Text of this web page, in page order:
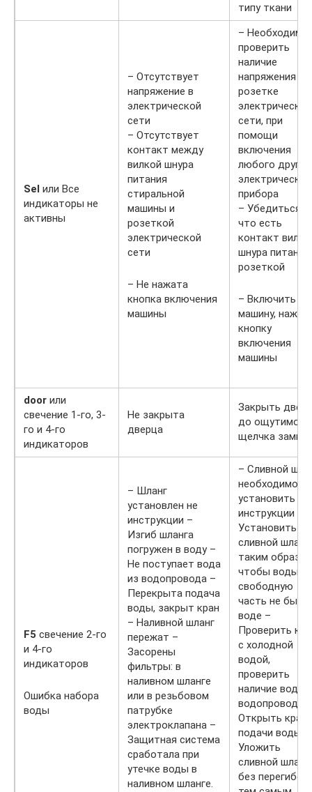
типу ткани
Sel или Все
индикаторы не
активны
– Отсутствует
напряжение в
электрической
сети
– Отсутствует
контакт между
вилкой шнура
питания
стиральной
машины и
розеткой
электрической
сети
– Не нажата
кнопка включения
машины
– Необходимо
проверить
наличие
напряжения в
розетке
электрической
сети, при
помощи
включения
любого
прибора
– Убедиться,
что есть
контакт вилки
шнура питания
розеткой
– Включить
машину, нажав
кнопку
включения
машины
door или
свечение 1-го, 3-
го и 4-го
индикаторов
Не закрыта
дверца
Закрыть
до ощутимого
щелчка замка
F5 свечение 2-го
и 4-го
индикаторов
Ошибка набора
воды
– Шланг
установлен не
инструкции –
Изгиб шланга
погружен в воду –
Не поступает вода
из водопровода –
Перекрыта подача
воды, закрыт кран
– Наливной шланг
пережат –
Засорены
фильтры: в
наливном шланге
или в резьбовом
патрубке
электроклапана –
Защитная система
сработала при
утечке воды в
наливном шланге.
– Сливной
необходимо
установить по
инструкции –
Установить
сливной шланг
таким
чтобы воды
свободную
часть не была
воде –
Проверить
с холодной
водой,
проверить
наличие воды
водопроводе –
Открыть кран
подачи воды –
Уложить
сливной шланг
без перегибов,